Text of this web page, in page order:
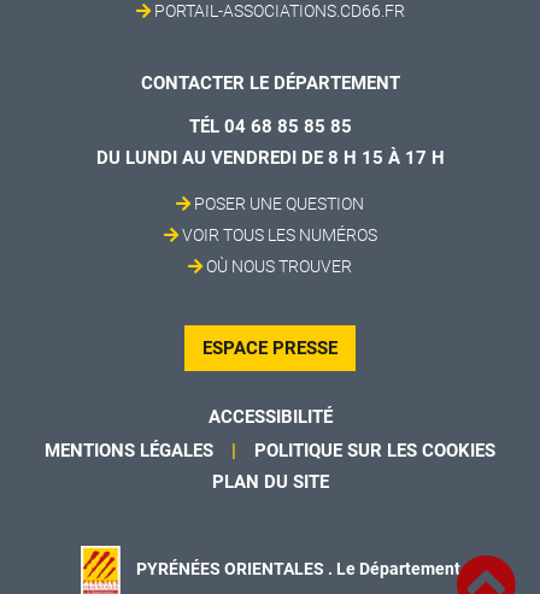
PORTAIL-ASSOCIATIONS.CD66.FR
CONTACTER LE DÉPARTEMENT
TÉL 04 68 85 85 85
DU LUNDI AU VENDREDI DE 8 H 15 À 17 H
POSER UNE QUESTION
VOIR TOUS LES NUMÉROS
OÙ NOUS TROUVER
ESPACE PRESSE
ACCESSIBILITÉ
MENTIONS LÉGALES
POLITIQUE SUR LES COOKIES
PLAN DU SITE
PYRÉNÉES ORIENTALES . Le Département